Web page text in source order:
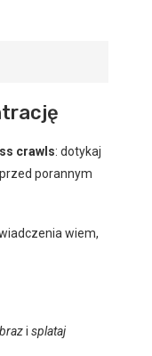
crawls: dotykaj
porannym
wiem,
i splataj